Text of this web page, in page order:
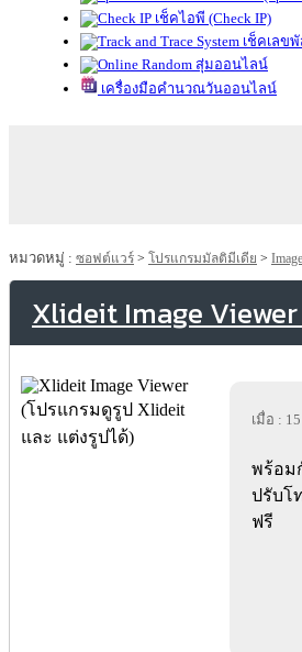
เช็คไอพี (Check IP)
เช็คเลข
สุ่มออนไลน์
เครื่องมือคำนวณวันออนไลน์
หมวดหมู่ : ซอฟต์แวร์ > โปรแกรมมัลติมีเดีย >
Xlideit Image
เมื่อ :
พร้อม
ปรับโ
ฟรี